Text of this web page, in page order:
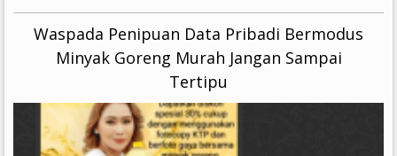
Waspada Penipuan Data Pribadi Bermodus
Minyak Goreng Murah Jangan Sampai
Tertipu